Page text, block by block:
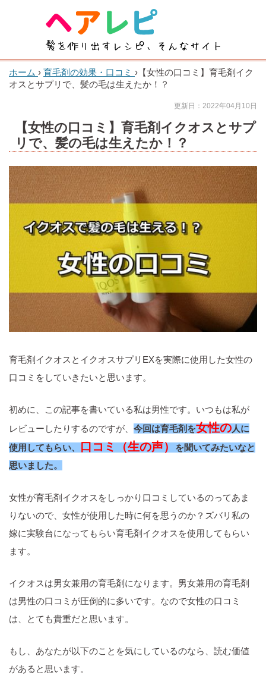
ホーム › 育毛剤の効果・口コミ › 【女性の口コミ】育毛剤イク
オスとサプリで、髪の毛は生えたか！？
更新日：2022年04月10日
【女性の口コミ】育毛剤イクオスとサプ
リで、髪の毛は生えたか！？
育毛剤イクオスとイクオスサプリEXを実際に使用した女性の
口コミをしていきたいと思います。
初めに、この記事を書いている私は男性です。いつもは私が
レビューしたりするのですが、 今回は育毛剤を女性の人に
使用してもらい、 口コミ（生の声）を聞いてみたいなと
思いました。
女性が育毛剤イクオスをしっかり口コミしているのってあま
りないので、女性が使用した時に何を思うのか？ズバリ私の
嫁に実験台になってもらい育毛剤イクオスを使用してもらい
ます。
イクオスは男女兼用の育毛剤になります。男女兼用の育毛剤
は男性の口コミが圧倒的に多いです。なので女性の口コミ
は、とても貴重だと思います。
もし、あなたが以下のことを気にしているのなら、読む価値
があると思います。